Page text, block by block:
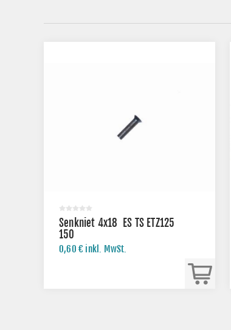
Senkniet 4x18 ES TS ETZ125
150
0,60 € inkl. MwSt.